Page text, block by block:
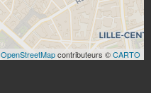
OpenStreetMapcontributeurs ©CARTO